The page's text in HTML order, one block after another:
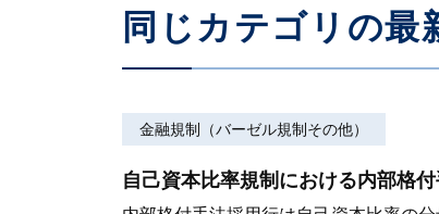
同じカテゴリの最
金融規制（バーゼル規制その他）
自己資本比率規制における内部格